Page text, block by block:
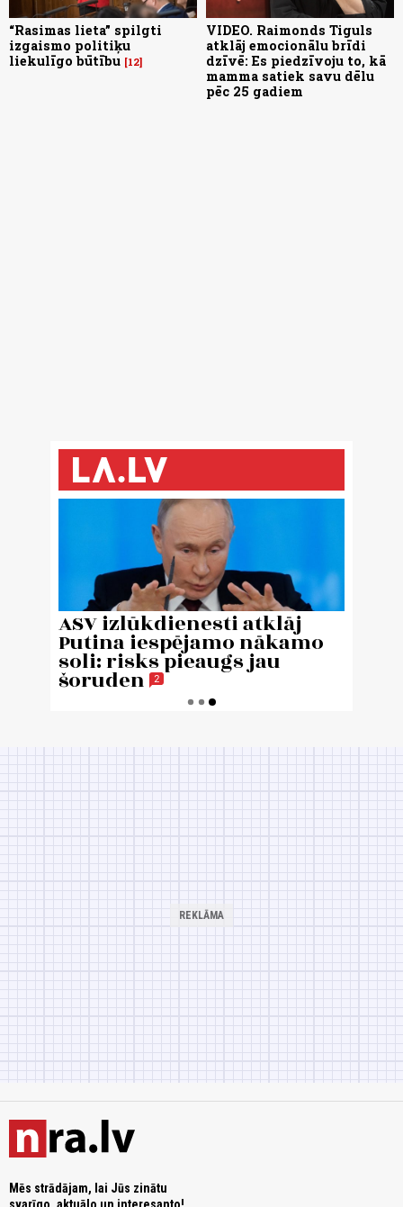
“Rasimas lieta” spilgti
izgaismo politiķu
liekulīgo būtību 12
VIDEO. Raimonds Tiguls
atklāj emocionālu brīdi
dzīvē: Es piedzīvoju to, kā
mamma satiek savu dēlu
pēc 25 gadiem
Mēs strādājam, lai Jūs zinātu